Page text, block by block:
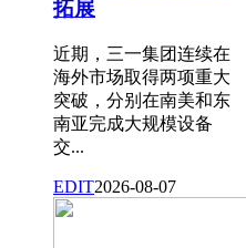
拓展
近期，三一集团连续在
海外市场取得两项重大
突破，分别在南美和东
南亚完成大规模设备
交...
EDIT2026-08-07